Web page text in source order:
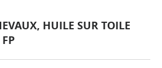
HUILE SUR TOILE